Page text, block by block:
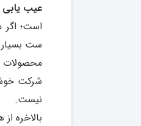
عیب یابی
است؛ اگر
ست
محصولات
شرکت
نیست.
بالاخره